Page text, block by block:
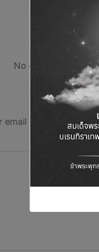
No comments yet.
email address will not